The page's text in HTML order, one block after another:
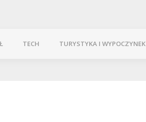
TECH TURYSTYKA I WYPOCZYNEK